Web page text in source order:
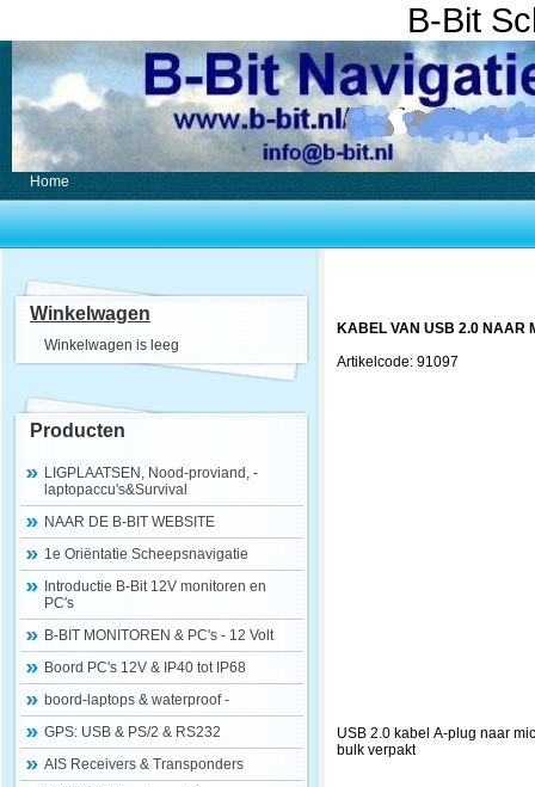
B-Bit
Home
Winkelwagen
Winkelwagen is leeg
Producten
LIGPLAATSEN, Nood-proviand, -
laptopaccu's&Survival
NAAR DE B-BIT WEBSITE
1e Oriëntatie Scheepsnavigatie
Introductie B-Bit 12V monitoren en
PC's
B-BIT MONITOREN & PC's - 12 Volt
Boord PC's 12V & IP40 tot IP68
boord-laptops & waterproof -
GPS: USB & PS/2 & RS232
AIS Receivers & Transponders
KABEL VAN USB 2.0 NAAR
Artikelcode: 91097
USB 2.0 kabel A-plug naar
bulk verpakt